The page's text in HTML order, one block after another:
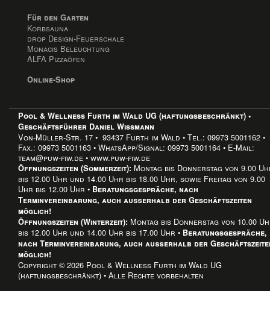
Für den Garten
Korbsauna
drop Design-Feuerschale
Monacis Beleuchtung
ALFA Pizzaöfen
Online-Shop
Pool & Wellness Furth im Wald UG (haftungsbeschränkt) •
Geschäftsführer Daniel Wissmann
Von-Müller-Str. 17 • 93437 Furth im Wald • Tel.: 09973 5001162 •
Fax.: 09973 5001163 • WhatsApp/Signal: 09973 5001164 • E-Mail:
team@puw-fiw.de • www.puw-fiw.de
Öffnungszeiten (Sommerzeit): Montag bis Donnerstag von 9.00
bis 12.00 Uhr und 14.00 Uhr bis 18.00 Uhr, sowie Freitag von 9.00
Uhr bis 12.00 Uhr • Beratungsgespräche, nach
Terminvereinbarung, auch außerhalb der Geschäftszeiten
möglich!
Öffnungszeiten (Winterzeit): Montag bis Donnerstag von 10.00
bis 12.00 Uhr und 14.00 Uhr bis 17.00 Uhr • Beratungsgespräche,
nach Terminvereinbarung, auch außerhalb der
möglich!
Copyright © 2026 Pool & Wellness Furth im Wald UG
(haftungsbeschränkt) • Alle Rechte vorbehalten